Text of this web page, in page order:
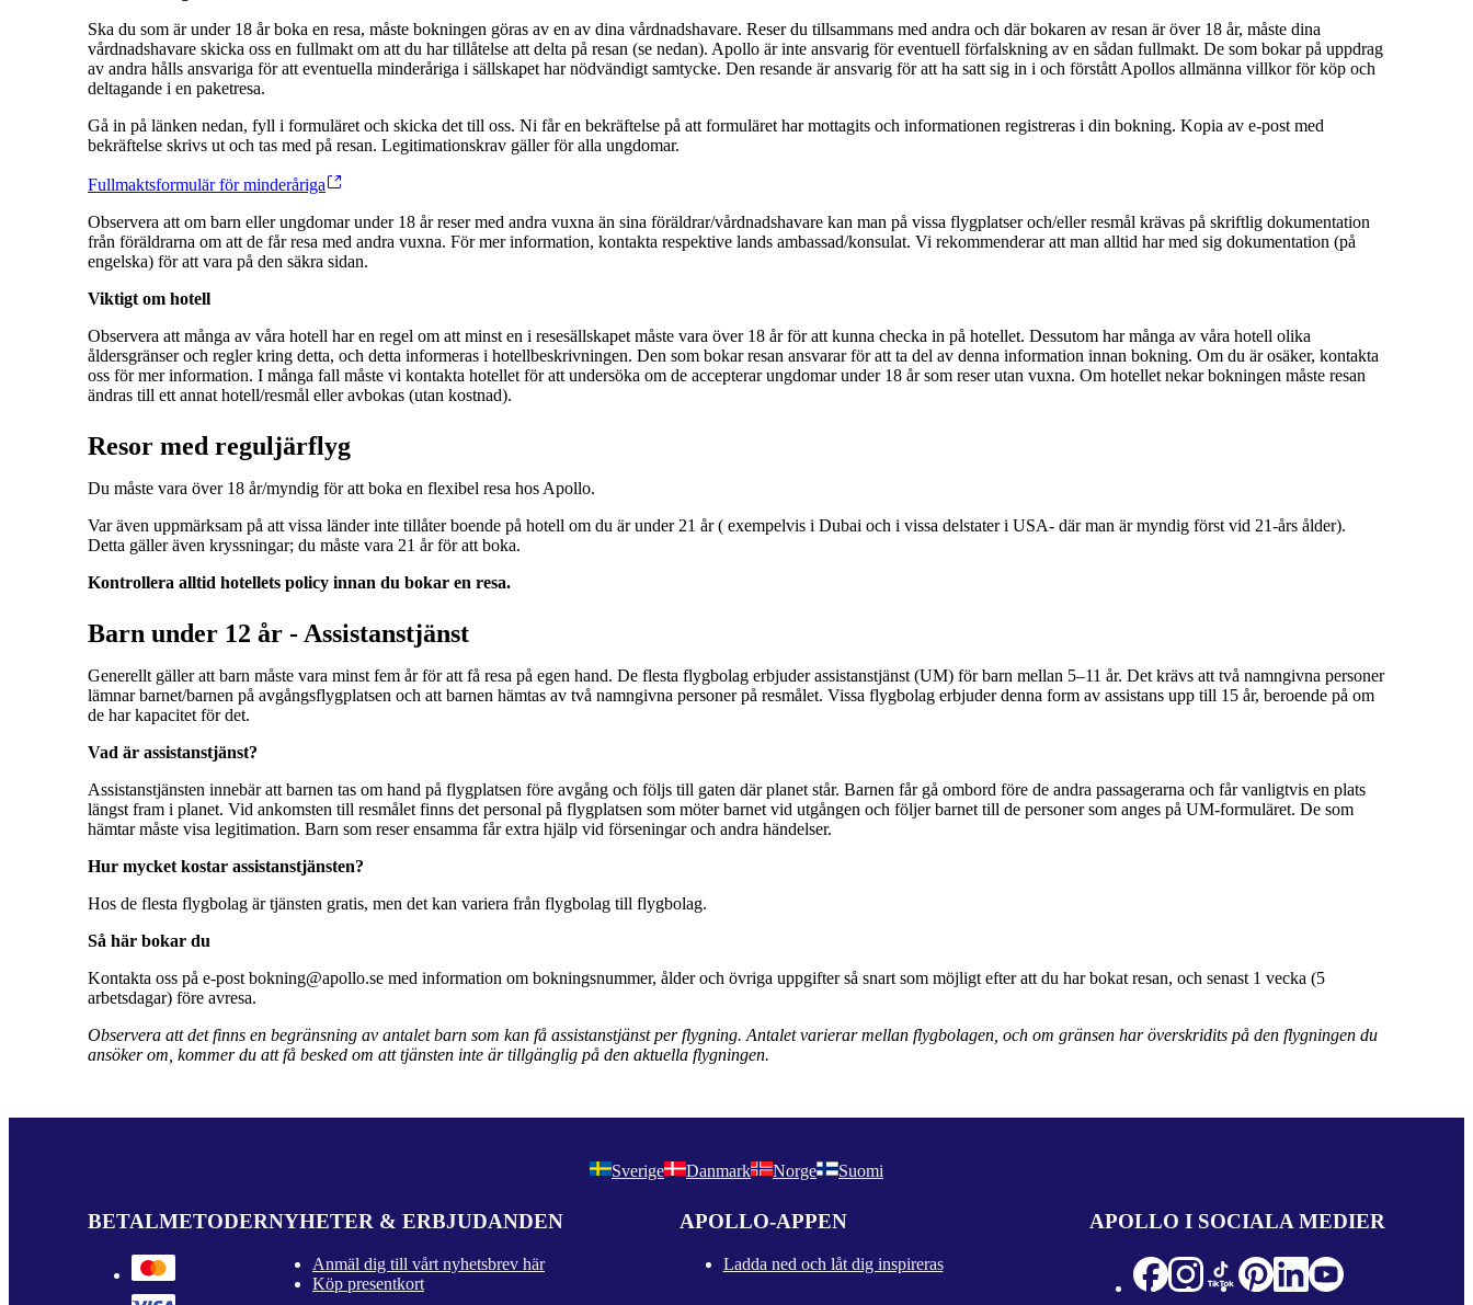
Ska du som är under 18 år boka en resa, måste bokningen göras av en av dina vårdnadshavare. Reser du tillsammans med andra och där bokaren av resan är över 18 år, måste dina
vårdnadshavare skicka oss en fullmakt om att du har tillåtelse att delta på resan (se nedan). Apollo är inte ansvarig för eventuell förfalskning av en sådan fullmakt. De som bokar på uppdrag
av andra hålls ansvariga för att eventuella minderåriga i sällskapet har nödvändigt samtycke. Den resande är ansvarig för att ha satt sig in i och förstått Apollos allmänna villkor för köp och
deltagande i en paketresa.
Gå in på länken nedan, fyll i formuläret och skicka det till oss. Ni får en bekräftelse på att formuläret har mottagits och informationen registreras i din bokning. Kopia av e-post med
bekräftelse skrivs ut och tas med på resan. Legitimationskrav gäller för alla ungdomar.
Fullmaktsformulär för minderåriga
Observera att om barn eller ungdomar under 18 år reser med andra vuxna än sina föräldrar/vårdnadshavare kan man på vissa flygplatser och/eller resmål krävas på skriftlig dokumentation
från föräldrarna om att de får resa med andra vuxna. För mer information, kontakta respektive lands ambassad/konsulat. Vi rekommenderar att man alltid har med sig dokumentation (på
engelska) för att vara på den säkra sidan.
Viktigt om hotell
Observera att många av våra hotell har en regel om att minst en i resesällskapet måste vara över 18 år för att kunna checka in på hotellet. Dessutom har många av våra hotell olika
åldersgränser och regler kring detta, och detta informeras i hotellbeskrivningen. Den som bokar resan ansvarar för att ta del av denna information innan bokning. Om du är osäker, kontakta
oss för mer information. I många fall måste vi kontakta hotellet för att undersöka om de accepterar ungdomar under 18 år som reser utan vuxna. Om hotellet nekar bokningen måste resan
ändras till ett annat hotell/resmål eller avbokas (utan kostnad).
Resor med reguljärflyg
Du måste vara över 18 år/myndig för att boka en flexibel resa hos Apollo.
Var även uppmärksam på att vissa länder inte tillåter boende på hotell om du är under 21 år ( exempelvis i Dubai och i vissa delstater i USA- där man är myndig först vid 21-års ålder).
Detta gäller även kryssningar; du måste vara 21 år för att boka.
Kontrollera alltid hotellets policy innan du bokar en resa.
Barn under 12 år - Assistanstjänst
Generellt gäller att barn måste vara minst fem år för att få resa på egen hand. De flesta flygbolag erbjuder assistanstjänst (UM) för barn mellan 5–11 år. Det krävs att två namngivna personer
lämnar barnet/barnen på avgångsflygplatsen och att barnen hämtas av två namngivna personer på resmålet. Vissa flygbolag erbjuder denna form av assistans upp till 15 år, beroende på om
de har kapacitet för det.
Vad är assistanstjänst?
Assistanstjänsten innebär att barnen tas om hand på flygplatsen före avgång och följs till gaten där planet står. Barnen får gå ombord före de andra passagerarna och får vanligtvis en plats
längst fram i planet. Vid ankomsten till resmålet finns det personal på flygplatsen som möter barnet vid utgången och följer barnet till de personer som anges på UM-formuläret. De som
hämtar måste visa legitimation. Barn som reser ensamma får extra hjälp vid förseningar och andra händelser.
Hur mycket kostar assistanstjänsten?
Hos de flesta flygbolag är tjänsten gratis, men det kan variera från flygbolag till flygbolag.
Så här bokar du
Kontakta oss på e-post bokning@apollo.se med information om bokningsnummer, ålder och övriga uppgifter så snart som möjligt efter att du har bokat resan, och senast 1 vecka (5
arbetsdagar) före avresa.
Observera att det finns en begränsning av antalet barn som kan få assistanstjänst per flygning. Antalet varierar mellan flygbolagen, och om gränsen har överskridits på den flygningen du
ansöker om, kommer du att få besked om att tjänsten inte är tillgänglig på den aktuella flygningen.
Sverige Danmark Norge Suomi
BETALMETODERNYHETER & ERBJUDANDEN
Anmäl dig till vårt nyhetsbrev här
Köp presentkort
APOLLO-APPEN
Ladda ned och låt dig inspireras
APOLLO I SOCIALA MEDIER